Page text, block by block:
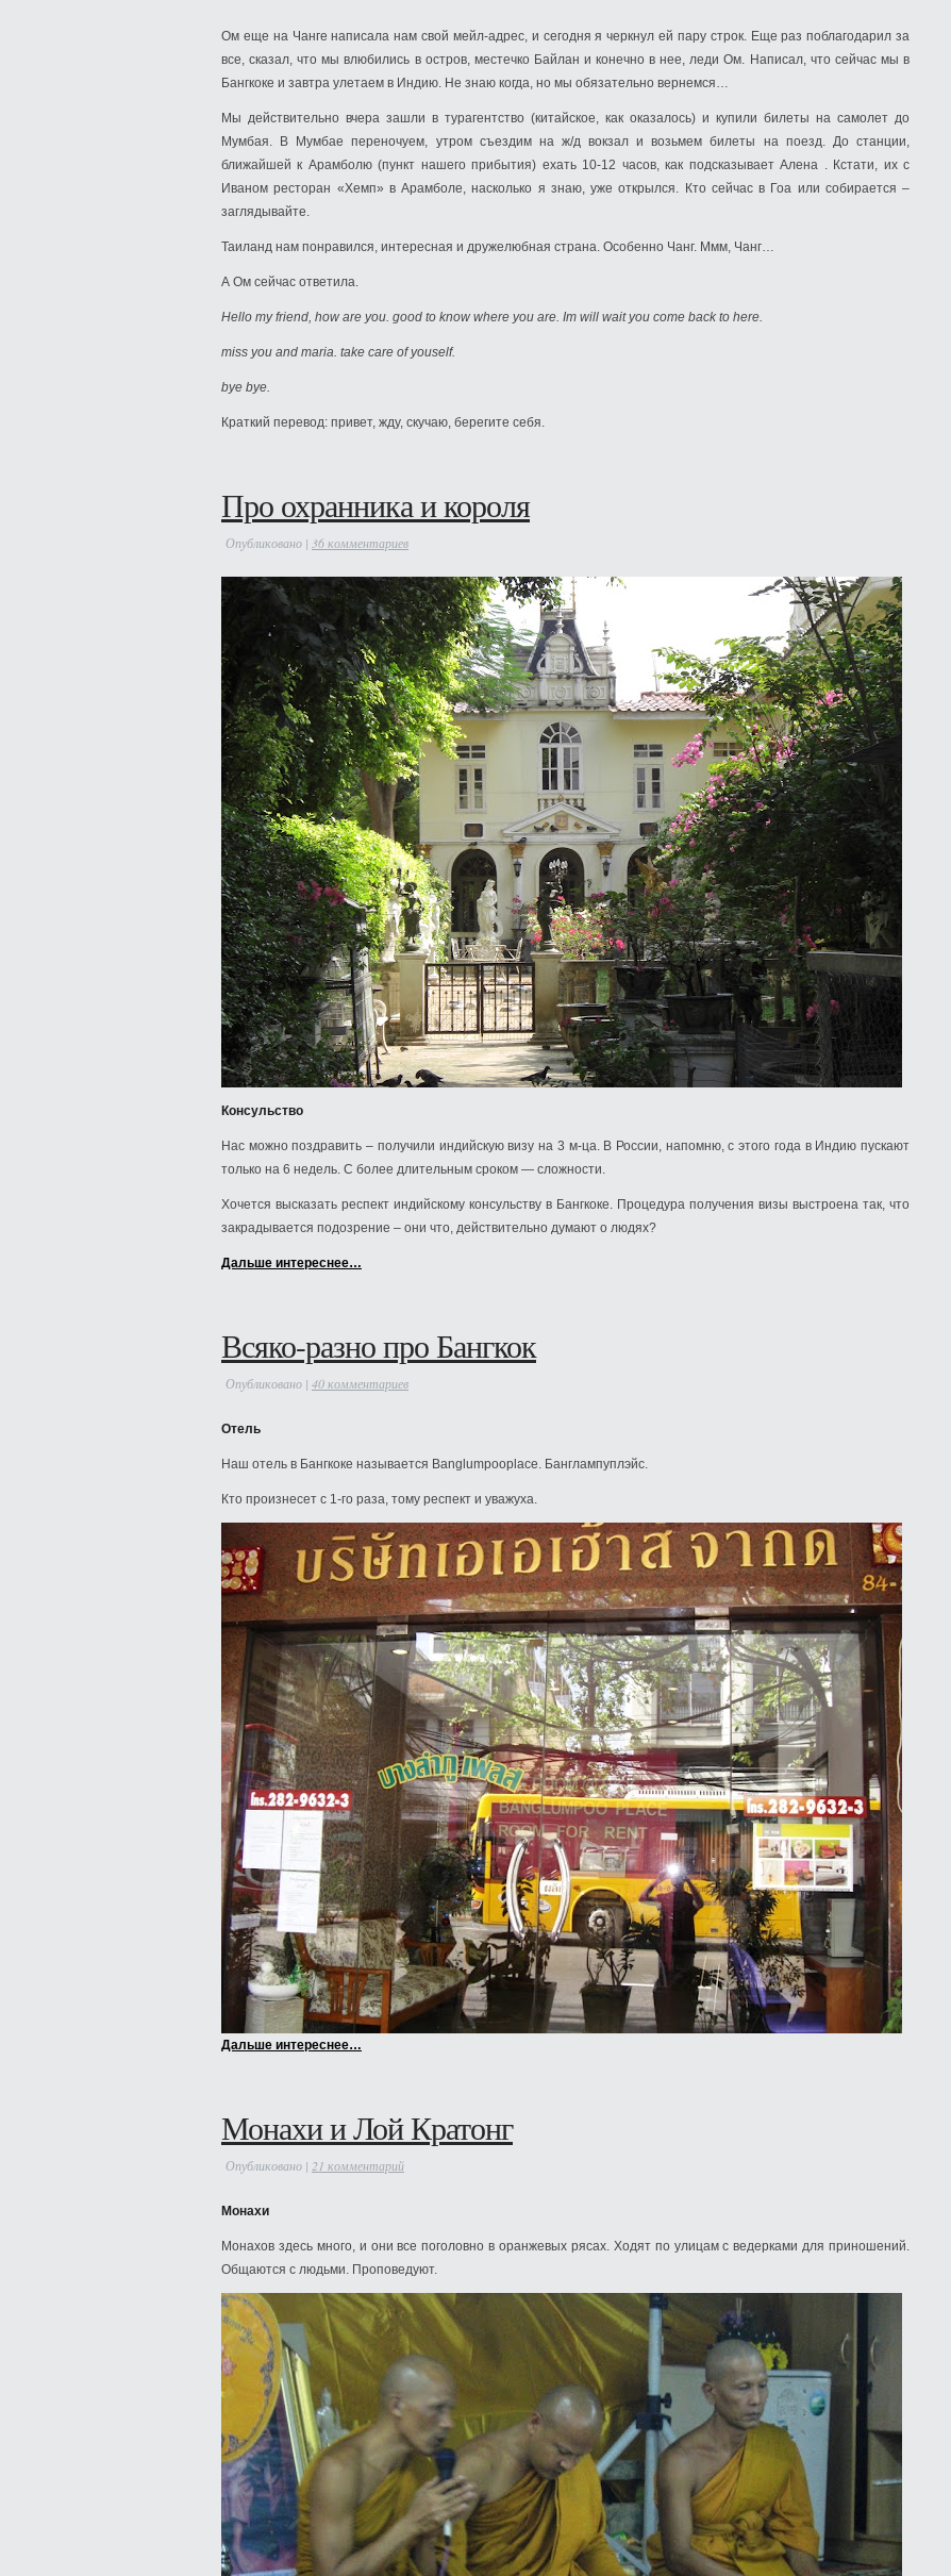
Ом еще на Чанге написала нам свой мейл-адрес, и сегодня я черкнул ей пару строк. Еще раз поблагодарил за
все, сказал, что мы влюбились в остров, местечко Байлан и конечно в нее, леди Ом. Написал, что сейчас мы в
Бангкоке и завтра улетаем в Индию. Не знаю когда, но мы обязательно вернемся…
Мы действительно вчера зашли в турагентство (китайское, как оказалось) и купили билеты на самолет до
Мумбая. В Мумбае переночуем, утром съездим на ж/д вокзал и возьмем билеты на поезд. До станции,
ближайшей к Арамболю (пункт нашего прибытия) ехать 10-12 часов, как подсказывает Алена . Кстати, их с
Иваном ресторан «Хемп» в Арамболе, насколько я знаю, уже открылся. Кто сейчас в Гоа или собирается –
заглядывайте.
Таиланд нам понравился, интересная и дружелюбная страна. Особенно Чанг. Ммм, Чанг…
А Ом сейчас ответила.
Hello my friend, how are you. good to know where you are. Im will wait you come back to here.
miss you and maria. take care of youself.
bye bye.
Краткий перевод: привет, жду, скучаю, берегите себя.
Про охранника и короля
Опубликовано | 36 комментариев
Консульство
Нас можно поздравить – получили индийскую визу на 3 м-ца. В России, напомню, с этого года в Индию пускают
только на 6 недель. С более длительным сроком — сложности.
Хочется высказать респект индийскому консульству в Бангкоке. Процедура получения визы выстроена так, что
закрадывается подозрение – они что, действительно думают о людях?
Дальше интереснее…
Всяко-разно про Бангкок
Опубликовано | 40 комментариев
Отель
Наш отель в Бангкоке называется Banglumpooplace. Банглампуплэйс.
Кто произнесет с 1-го раза, тому респект и уважуха.
Дальше интереснее…
Монахи и Лой Кратонг
Опубликовано | 21 комментарий
Монахи
Монахов здесь много, и они все поголовно в оранжевых рясах. Ходят по улицам с ведерками для приношений.
Общаются с людьми. Проповедуют.